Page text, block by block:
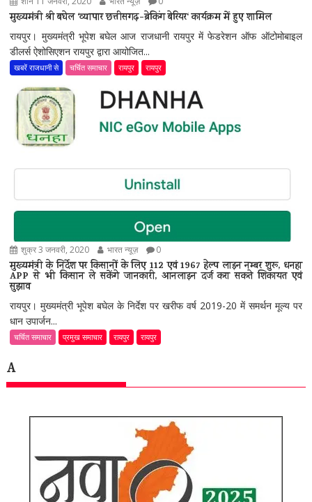
मुख्यमंत्री श्री बघेल ‘व्यापार छत्तीसगढ़-ब्रेकिंग बेरियर‘ कार्यक्रम में हुए शामिल
रायपुर। मुख्यमंत्री भूपेश बघेल आज राजधानी रायपुर में फेडरेशन ऑफ ऑटोमोबाइल
डीलर्स ऐशोसिएशन रायपुर द्वारा आयोजित...
खबरें राजधानी से चर्चित समाचार रायपुर रायपुर
शुक्र 3 जनवरी, 2020 भारत न्यूज़ 0
मुख्यमंत्री के निर्देश पर किसानों के लिए 112 एवं 1967 हेल्प लाइन नम्बर शुरू, धनहा
APP से भी किसान ले सकेंगे जानकारी, आनलाइन दर्ज करा सकते शिकायत एवं
सुझाव
रायपुर। मुख्यमंत्री भूपेश बघेल के निर्देश पर खरीफ वर्ष 2019-20 में समर्थन मूल्य पर
धान उपार्जन...
चर्चित समाचार प्रमुख समाचार रायपुर रायपुर
A